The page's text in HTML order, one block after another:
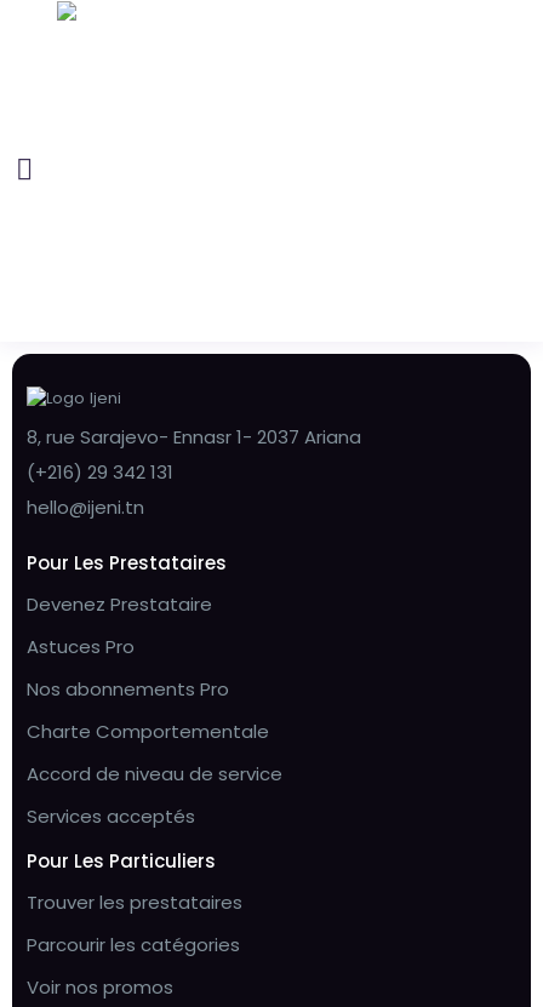
8, rue Sarajevo- Ennasr 1- 2037 Ariana
(+216) 29 342 131
hello@ijeni.tn
Pour Les Prestataires
Devenez Prestataire
Astuces Pro
Nos abonnements Pro
Charte Comportementale
Accord de niveau de service
Services acceptés
Pour Les Particuliers
Trouver les prestataires
Parcourir les catégories
Voir nos promos